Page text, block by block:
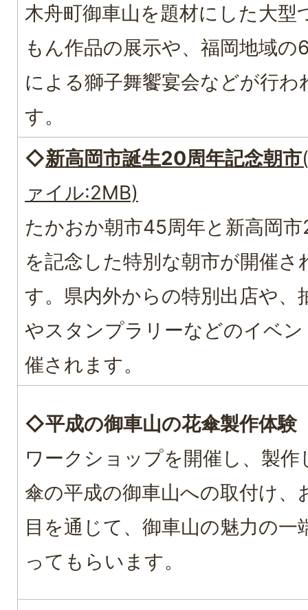
木舟町御車山を題材にした大型
もん作品の展示や、福岡地域の
による獅子舞饗宴会などが行わ
す。
◇新高岡市誕生20周年記念朝市
ァイル:2MB)
たかおか朝市45周年と新高岡
を記念した特別な朝市が開催さ
す。県内外からの特別出店や、
やスタンプラリーなどのイベ
催されます。
◇平成の御車山の花傘製作体験
ワークショップを開催し、製作
傘の平成の御車山への取付け、
目を通じて、御車山の魅力の一
ってもらいます。